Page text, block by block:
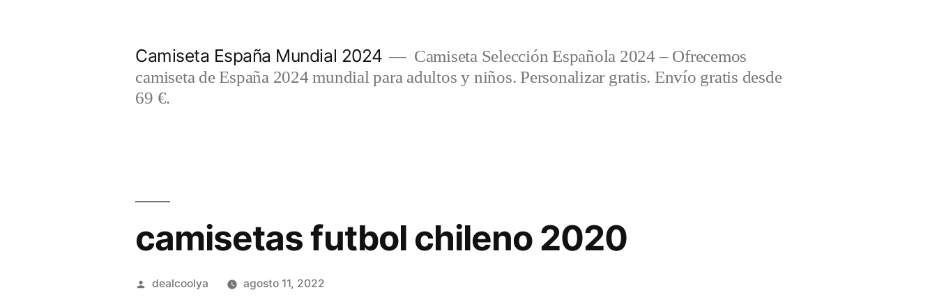
Camiseta España Mundial 2024
Camiseta Selección Española 2024 – Ofrecemos
camiseta de España 2024 mundial para adultos y niños. Personalizar gratis. Envío gratis desde
69 €.
camisetas futbol chileno 2020
Publicado
dealcoolya agosto 11, 2022